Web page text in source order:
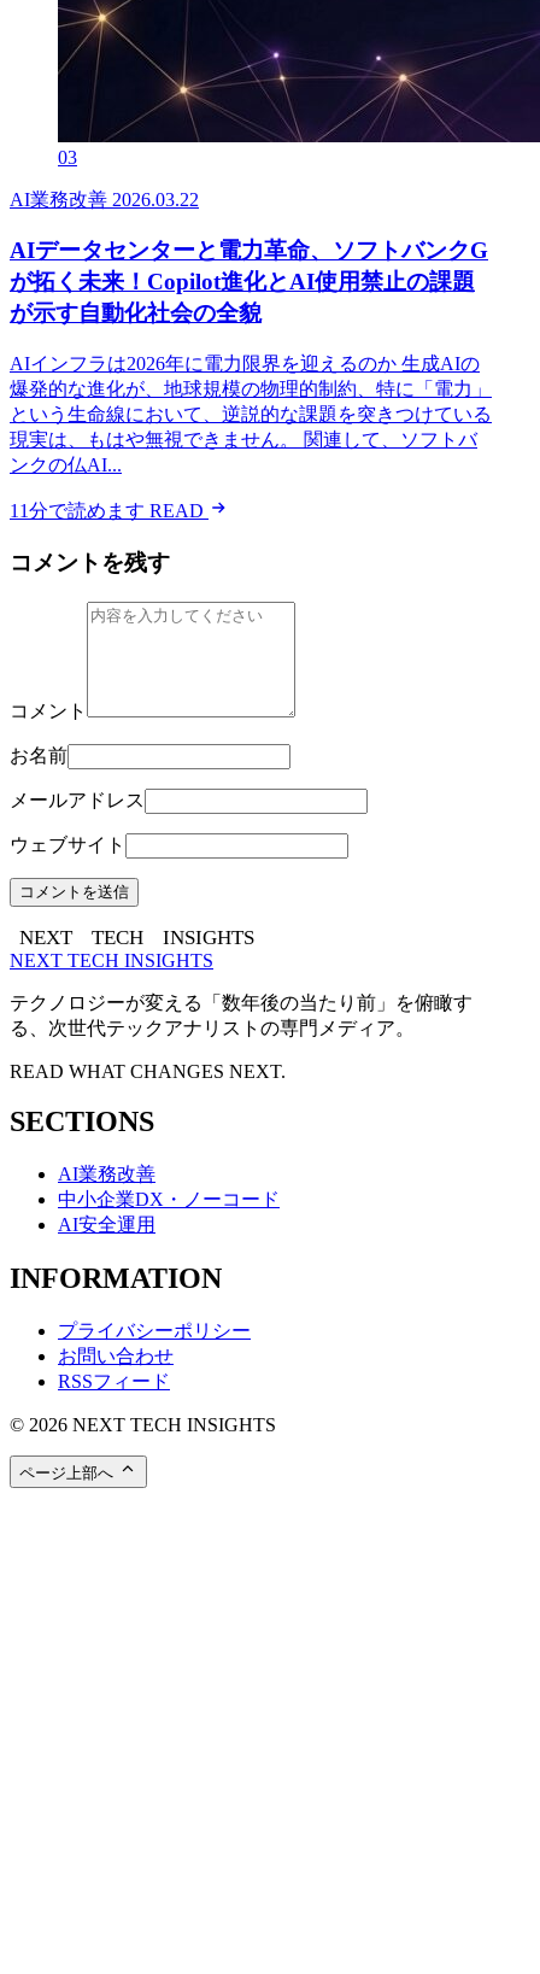
03
AI業務改善 2026.03.22
AIデータセンターと電力革命、ソフトバンクG
が拓く未来！Copilot進化とAI使用禁止の課題
が示す自動化社会の全貌
AIインフラは2026年に電力限界を迎えるのか 生成AIの
爆発的な進化が、地球規模の物理的制約、特に「電力」
という生命線において、逆説的な課題を突きつけている
現実は、もはや無視できません。 関連して、ソフトバ
ンクの仏AI...
11分で読めます READ
コメントを残す
コメント
お名前
メールアドレス
ウェブサイト
NEXT TECH INSIGHTS
NEXT TECH INSIGHTS
テクノロジーが変える「数年後の当たり前」を俯瞰す
る、次世代テックアナリストの専門メディア。
READ WHAT CHANGES NEXT.
SECTIONS
AI業務改善
中小企業DX・ノーコード
AI安全運用
INFORMATION
プライバシーポリシー
お問い合わせ
RSSフィード
© 2026 NEXT TECH INSIGHTS
ページ上部へ